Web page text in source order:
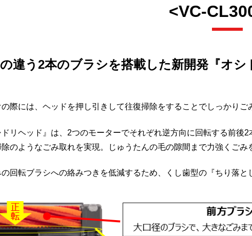
<VC-
違う2本のブラシを搭載した新開発『オ
際には、ヘッドを押し引きして往復掃除をすることでしっかりご
リヘッド』は、2つのモーターでそれぞれ逆方向に回転する前
のようなごみ取れを実現。じゅうたんの毛の隙間まで力強くご
回転ブラシへの絡みつきを低減するため、くし歯型の『ちり落と